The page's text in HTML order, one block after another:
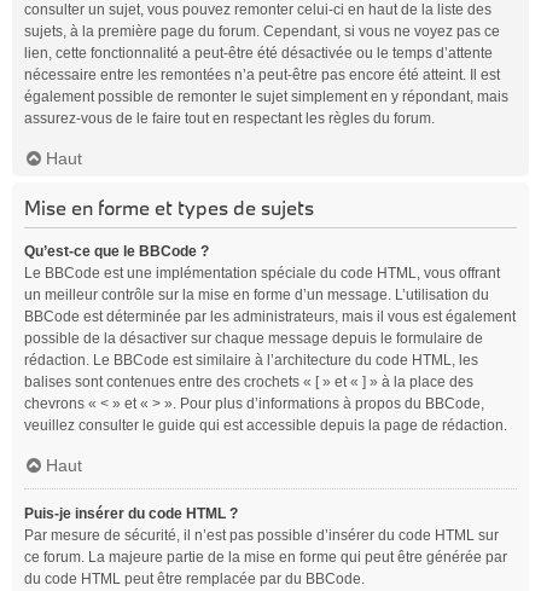
consulter un sujet, vous pouvez remonter celui-ci en haut de la liste des
sujets, à la première page du forum. Cependant, si vous ne voyez pas ce
lien, cette fonctionnalité a peut-être été désactivée ou le temps d’attente
nécessaire entre les remontées n’a peut-être pas encore été atteint. Il est
également possible de remonter le sujet simplement en y répondant, mais
assurez-vous de le faire tout en respectant les règles du forum.
Haut
Mise en forme et types de sujets
Qu’est-ce que le BBCode ?
Le BBCode est une implémentation spéciale du code HTML, vous offrant
un meilleur contrôle sur la mise en forme d’un message. L’utilisation du
BBCode est déterminée par les administrateurs, mais il vous est également
possible de la désactiver sur chaque message depuis le formulaire de
rédaction. Le BBCode est similaire à l’architecture du code HTML, les
balises sont contenues entre des crochets « [ » et « ] » à la place des
chevrons « < » et « > ». Pour plus d’informations à propos du BBCode,
veuillez consulter le guide qui est accessible depuis la page de rédaction.
Haut
Puis-je insérer du code HTML ?
Par mesure de sécurité, il n’est pas possible d’insérer du code HTML sur
ce forum. La majeure partie de la mise en forme qui peut être générée par
du code HTML peut être remplacée par du BBCode.